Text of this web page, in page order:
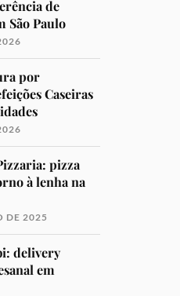
de
São Paulo
por
Caseiras
pizza
à lenha na
DE 2025
delivery
em